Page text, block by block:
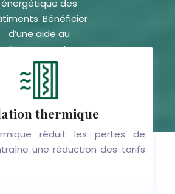
énergétique des
Bénéficier
d’une aide au
financement.
thermique
réduit les pertes de
une réduction des tarifs